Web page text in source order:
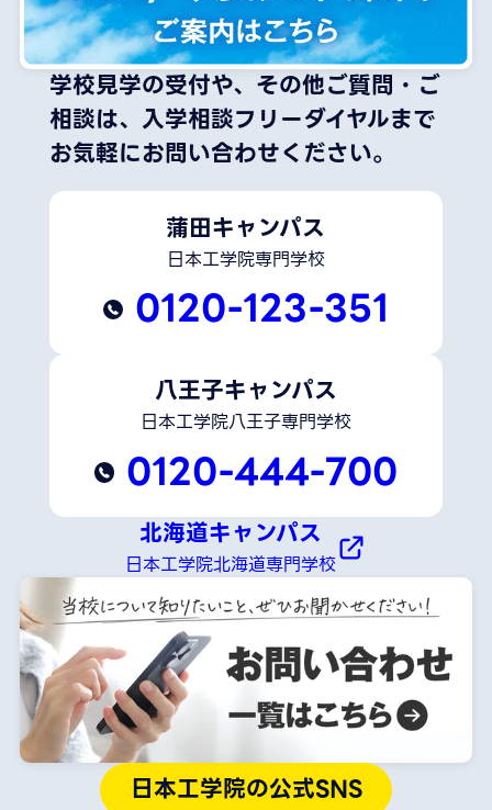
学校見学の受付や、その他ご質問・ご
相談は、 入学相談フリーダイヤルまで
お気軽にお問い合わせください。
蒲田キャンパス
日本工学院専門学校
0120-123-351
八王子キャンパス
日本工学院八王子専門学校
0120-444-700
北海道キャンパス
日本工学院北海道専門学校
日本工学院の公式SNS